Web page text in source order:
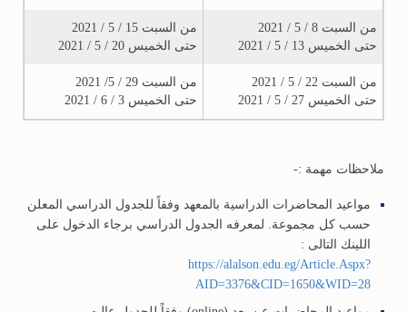
من السبت 8 / 5 / 2021
حتى الخميس 13 / 5 / 2021
من السبت 15 / 5 / 2021
حتى الخميس 20 / 5 / 2021
من السبت 22 / 5 / 2021
حتى الخميس 27 / 5 / 2021
من السبت 29 / 5/ 2021
حتى الخميس 3 / 6 / 2021
ملاحظات مهمة :-
مواعيد المحاضرات الدراسية بالمعهد وفقاً للجدول الدراسي المعلن
حسب كل مجموعة. لمعرفه الجدول الدراسي برجاء الدخول على
اللينك التالى :
https://alalson.edu.eg/Article.Aspx?
AID=3376&CID=1650&WID=28